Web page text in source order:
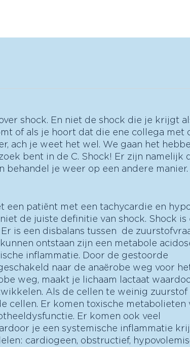
shock. En niet de shock die je krijgt
of als je hoort dat die ene collega met
ach je weet het wel. We gaan het
bent in de C. Shock! Er zijn namelijk
behandel je weer op een andere manier.
een patiënt met een tachycardie en
de juiste definitie van shock. Shock is
is een disbalans tussen  de
ontstaan zijn een metabole
inflammatie. Door de gestoorde
naar de anaërobe weg voor
weg, maakt je lichaam lactaat
Als de cellen te weinig zuurstof
cellen. Er komen toxische metabolieten
Er komen ook veel
je een systemische inflammatie
cardiogeen, obstructief,